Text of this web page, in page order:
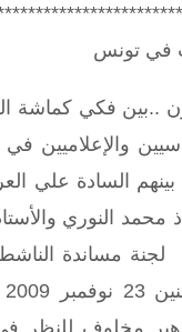
في تونس
السادة علي
محمد النوري
مساندة
مخلوف للنظر